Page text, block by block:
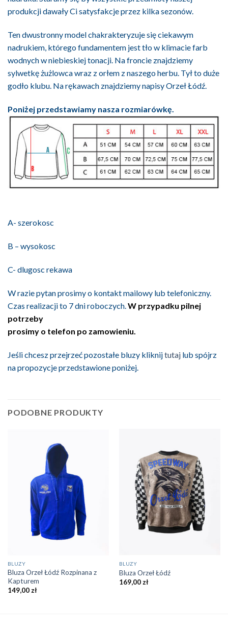
produkcji dawały Ci satysfakcje przez kilka sezonów.
Ten dwustronny model chakrakteryzuje się ciekawym
nadrukiem, którego fundamentem jest tło w klimacie farb
wodnych w niebieskiej tonacji. Na froncie znajdziemy
sylwetkę żużlowca wraz z orłem z naszego herbu. Tył to duże
godło klubu. Na rękawach znajdziemy napisy Orzeł Łódź.
Poniżej przedstawiamy nasza rozmiarówkę.
A- szerokosc
B – wysokosc
C- dlugosc rekawa
W razie pytan prosimy o kontakt mailowy lub telefoniczny.
Czas realizacji to 7 dni roboczych.W przypadku pilnej
potrzeby
prosimy o telefon po zamowieniu.
Jeśli chcesz przejrzeć pozostałe bluzy kliknijtutaj lub spójrz
na propozycje przedstawione poniżej.
PODOBNE PRODUKTY
BLUZY
Bluza Orzeł Łódź Rozpinana z
Kapturem
149,00zł
BLUZY
Bluza Orzeł Łódź
169,00 zł